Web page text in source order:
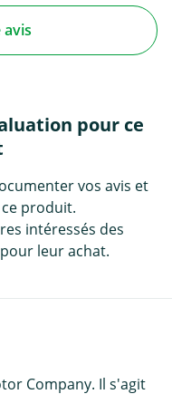
pour ce
vos avis et
produit.
intéressés des
leur achat.
Company. Il s'agit